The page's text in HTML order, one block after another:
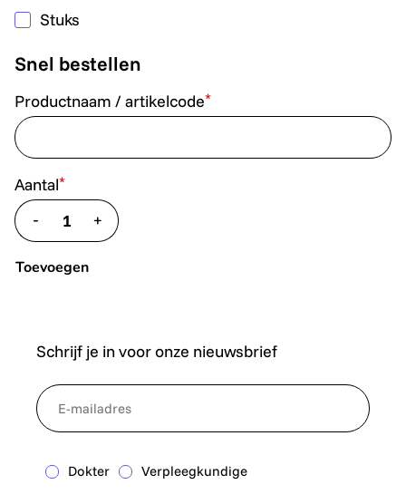
Stuks
Snel bestellen
Productnaam / artikelcode*
Aantal*
- translate.decrease
+translate.increase
Toevoegen
Schrijf je in voor onze nieuwsbrief
NewsletterEmail
Dokter Verpleegkundige